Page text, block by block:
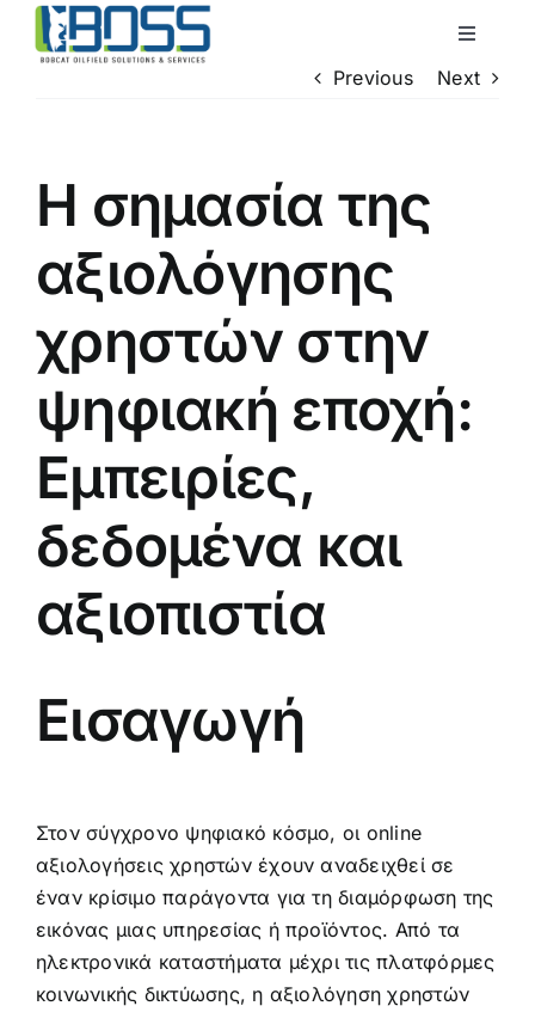
Skip
Toggle
Services
QHSE
Locations
Contact Us
Previous Next
Η σημασία της
αξιολόγησης
χρηστών στην
ψηφιακή εποχή:
Εμπειρίες,
δεδομένα και
αξιοπιστία
Εισαγωγή
Στον σύγχρονο ψηφιακό κόσμο, οι online
αξιολογήσεις χρηστών έχουν αναδειχθεί σε
έναν κρίσιμο παράγοντα για τη διαμόρφωση της
εικόνας μιας υπηρεσίας ή προϊόντος. Από τα
ηλεκτρονικά καταστήματα μέχρι τις πλατφόρμες
κοινωνικής δικτύωσης, η αξιολόγηση χρηστών